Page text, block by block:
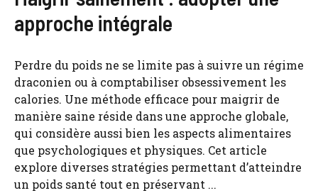
approche intégrale
Perdre du poids ne se limite pas à suivre un régime
draconien ou à comptabiliser obsessivement les
calories. Une méthode efficace pour maigrir de
manière saine réside dans une approche globale,
qui considère aussi bien les aspects alimentaires
que psychologiques et physiques. Cet article
explore diverses stratégies permettant d’atteindre
un poids santé tout en préservant ...